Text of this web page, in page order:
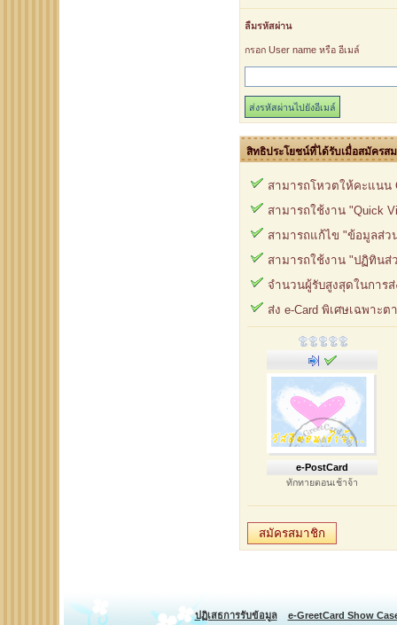
ลืมรหัสผ่าน
กรอก User name หรือ อีเมล์
สิทธิประโยชน์ที่ได้รับเมื่อสมัครส
สามารถโหวตให้คะแนน
สามารถใช้งาน "Quick
สามารถแก้ไข "ข้อมูลส่ว
สามารถใช้งาน "ปฏิทิน
จำนวนผู้รับสูงสุดในการ
ส่ง e-Card พิเศษเฉพาะ
e-PostCard
ทักทายตอนเช้าจ้า
สมัครสมาชิก
ปฏิเสธการรับข้อมูล
e-GreetCard Show